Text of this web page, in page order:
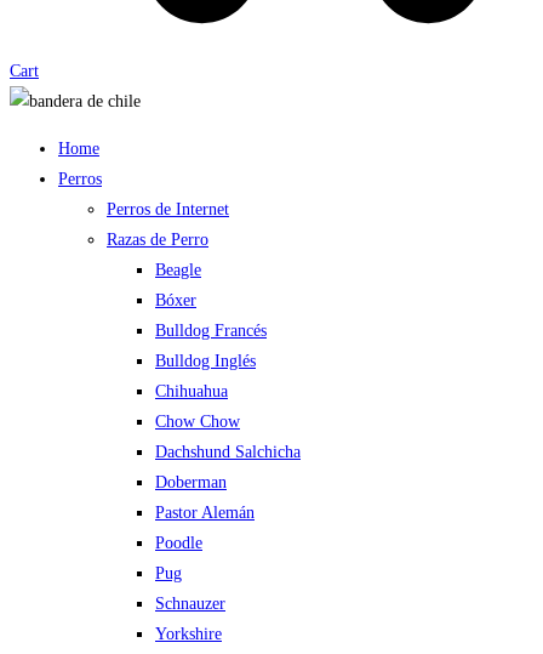
Cart
Home
Perros
Perros de Internet
Razas de Perro
Beagle
Bóxer
Bulldog Francés
Bulldog Inglés
Chihuahua
Chow Chow
Dachshund Salchicha
Doberman
Pastor Alemán
Poodle
Pug
Schnauzer
Yorkshire